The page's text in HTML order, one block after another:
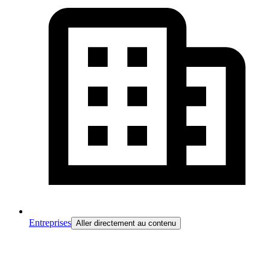
Entreprises Aller directement au contenu